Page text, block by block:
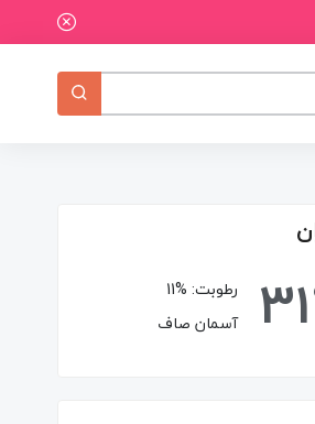
رطوبت: 11%
آسمان صاف